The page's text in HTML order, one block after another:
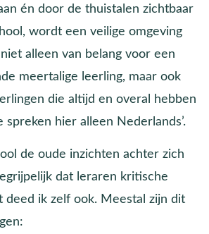
én door de thuistalen zichtbaar
wordt een veilige omgeving
alleen van belang voor een
meertalige leerling, maar ook
die altijd en overal hebben
spreken hier alleen Nederlands’.
de oude inzichten achter zich
dat leraren kritische
deed ik zelf ook. Meestal zijn dit